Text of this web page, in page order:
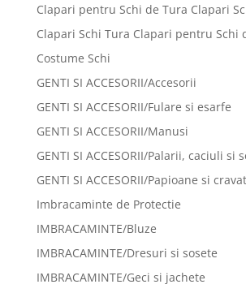
Clapari pentru Schi de Tura Clapari
Clapari Schi Tura Clapari pentru Schi
Costume Schi
GENTI SI ACCESORII/Accesorii
GENTI SI ACCESORII/Fulare si esarfe
GENTI SI ACCESORII/Manusi
GENTI SI ACCESORII/Palarii, caciuli si
GENTI SI ACCESORII/Papioane si
Imbracaminte de Protectie
IMBRACAMINTE/Bluze
IMBRACAMINTE/Dresuri si sosete
IMBRACAMINTE/Geci si jachete